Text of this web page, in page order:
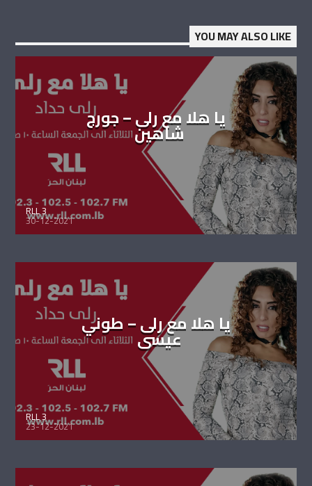
YOU MAY ALSO LIKE
يا هلا مع رلى – جورج
شاهين
RLL 3
30-12-2021
يا هلا مع رلى – طوني
عيسى
RLL 3
23-12-2021